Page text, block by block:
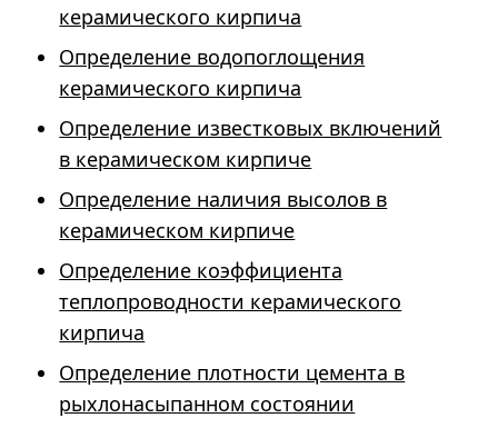
керамического кирпича
Определение водопоглощения
керамического кирпича
Определение известковых включений
в керамическом кирпиче
Определение наличия высолов в
керамическом кирпиче
Определение коэффициента
теплопроводности керамического
кирпича
Определение плотности цемента в
рыхлонасыпанном состоянии